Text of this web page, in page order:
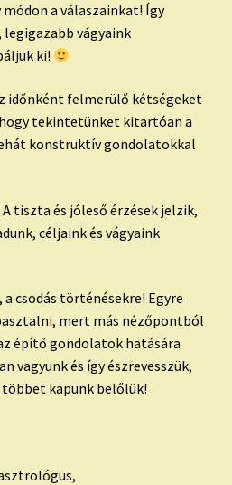
a válaszainkat! Így
vágyaink
ki!
időnként felmerülő kétségeket
tekintetünket kitartóan a
konstruktív gondolatokkal
tiszta és jóleső érzések jelzik,
céljaink és vágyaink
csodás történésekre! Egyre
mert más nézőpontból
építő gondolatok hatására
vagyunk és így észrevesszük,
kapunk belőlük!